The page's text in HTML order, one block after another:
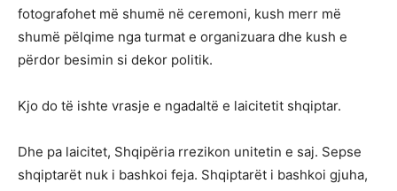
fotografohet më shumë në ceremoni, kush merr më
shumë pëlqime nga turmat e organizuara dhe kush e
përdor besimin si dekor politik.
Kjo do të ishte vrasje e ngadaltë e laicitetit shqiptar.
Dhe pa laicitet, Shqipëria rrezikon unitetin e saj. Sepse
shqiptarët nuk i bashkoi feja. Shqiptarët i bashkoi gjuha,